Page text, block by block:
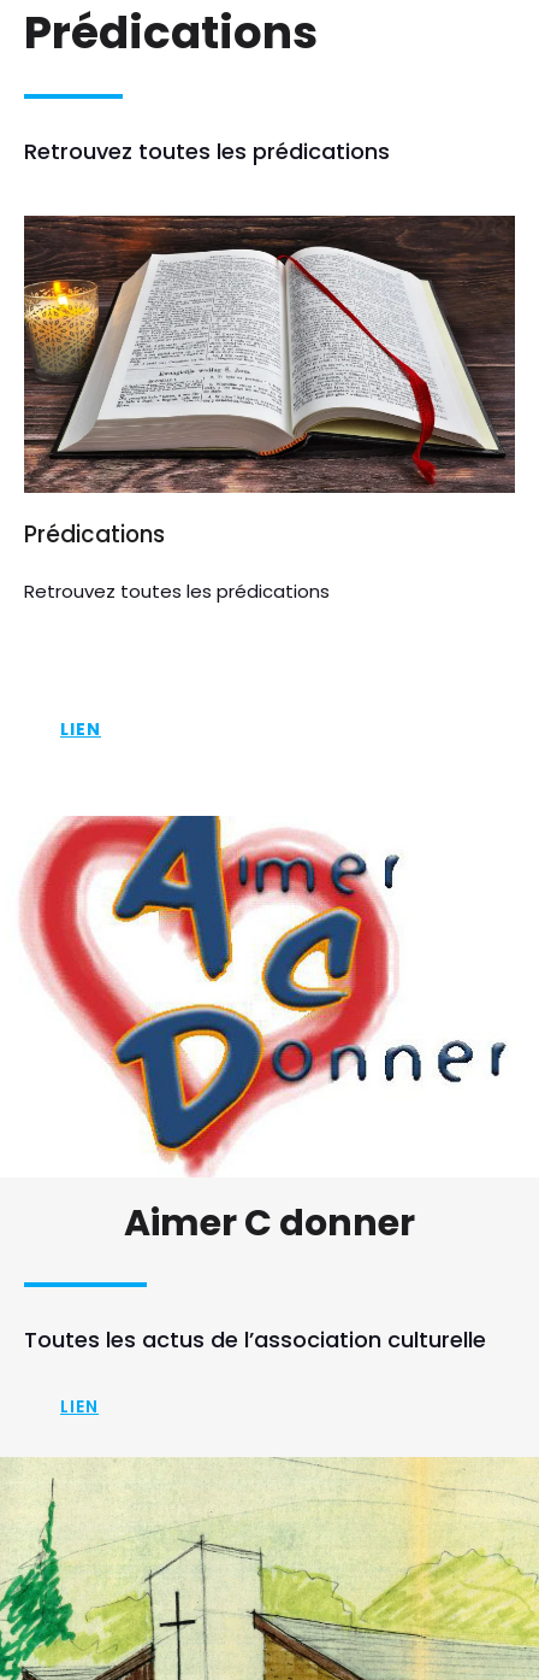
Prédications
Retrouvez toutes les prédications
Prédications
Retrouvez toutes les prédications
LIEN
Aimer C donner
Toutes les actus de l’association culturelle
LIEN